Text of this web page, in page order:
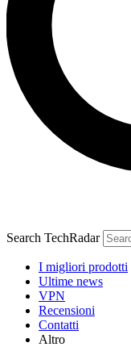
Search TechRadar
I migliori prodotti
Ultime news
VPN
Recensioni
Contatti
Altro